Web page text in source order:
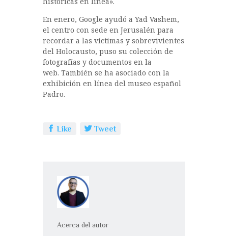
En enero, Google ayudó a Yad Vashem,
el centro con sede en Jerusalén para
recordar a las víctimas y sobrevivientes
del Holocausto, puso su colección de
fotografías y documentos en la
web. También se ha asociado con la
exhibición en línea del museo español
Padro.
Like Tweet
Acerca del autor